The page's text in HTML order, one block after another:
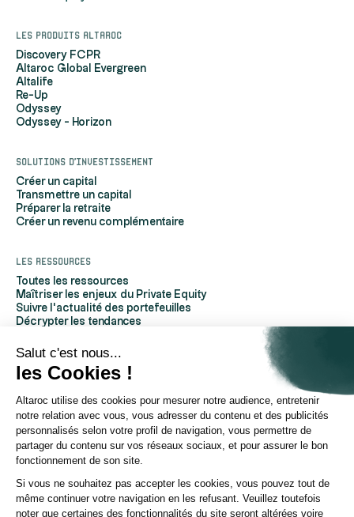
Salut c'est nous...
les Cookies !
Altaroc utilise des cookies pour mesurer notre audience, entretenir
notre relation avec vous, vous adresser du contenu et des publicités
personnalisés selon votre profil de navigation, vous permettre de
partager du contenu sur vos réseaux sociaux, et pour assurer le bon
fonctionnement de son site.
Si vous ne souhaitez pas accepter les cookies, vous pouvez tout de
même continuer votre navigation en les refusant. Veuillez toutefois
noter que certaines des fonctionnalités du site seront altérées voire
Les produits Altaroc
Discovery FCPR
Altaroc Global Evergreen
Altalife
Re-Up
Odyssey
Odyssey - Horizon
Solutions d'investissement
Créer un capital
Transmettre un capital
Préparer la retraite
Créer un revenu complémentaire
Les ressources
Toutes les ressources
Maîtriser les enjeux du Private Equity
Suivre l'actualité des portefeuilles
Décrypter les tendances
Comprendre le Private Equity
Glossaire
À propos d'Altaroc
Qui sommes-nous
Nous contacter
Espace partenaires
Espace presse
Politique ESG
Chaîne YouTube